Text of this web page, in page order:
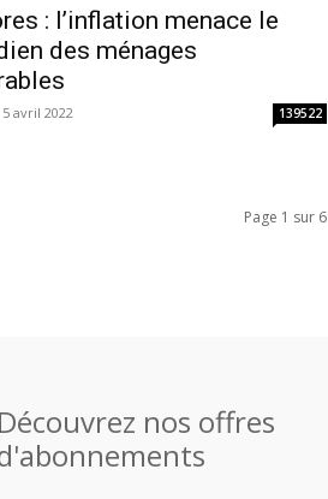
: l’inflation menace le
des ménages
5 avril 2022 139522
Page 1 sur 6
Découvrez nos offres